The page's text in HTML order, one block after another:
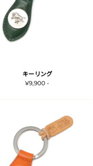
キーリング
¥9,900 -